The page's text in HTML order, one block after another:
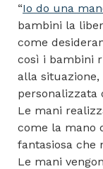
“Io do una
bambini la
come
così i bambini
alla
personalizzata
Le mani
come la mano
fantasiosa che
Le mani